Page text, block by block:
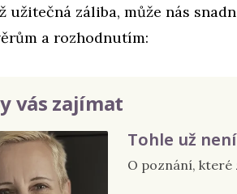
užitečná záliba, může nás
a rozhodnutím:
vás zajímat
Tohle už
O poznání, které